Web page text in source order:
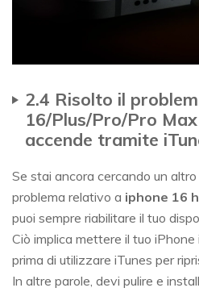
2.4 Risolto il
16/Plus/Pro/Pro
accende tramite
Se stai ancora cercando un
problema relativo a iphone 16
puoi sempre riabilitare il tuo
Ciò implica mettere il tuo
prima di utilizzare iTunes per
In altre parole, devi pulire e